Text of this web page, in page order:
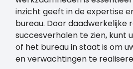
inzicht geeft in de expertise
bureau. Door daadwerkelijke
succesverhalen te zien, kunt
of het bureau in staat is om
en verwachtingen te